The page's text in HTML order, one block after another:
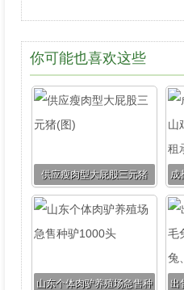
你可能也喜欢这些
供应瘦肉型大屁股三元猪
(图)
成
山东个体肉驴养殖场急售种
出